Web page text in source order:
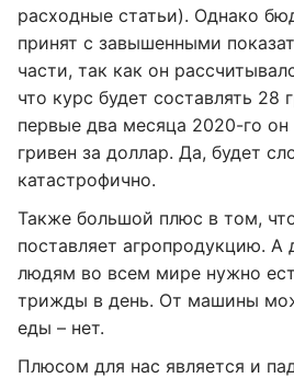
расходные статьи). Однако
принят с завышенными
части, так как он
что курс будет составлять 28
первые два месяца 2020-го
гривен за доллар. Да, будет
катастрофично.
Также большой плюс в том,
поставляет агропродукцию. А
людям во всем мире нужно
трижды в день. От машины
еды – нет.
Плюсом для нас является и